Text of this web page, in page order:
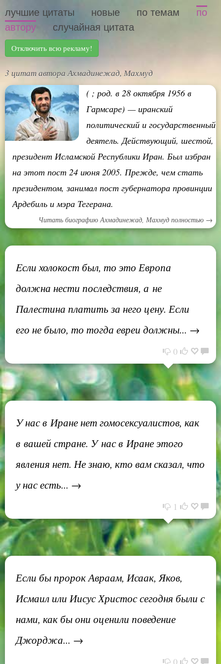
лучшие цитаты новые по темам
по
автору
случайная цитата
Отключить всю рекламу!
3 цитат автора Ахмадинежад, Махмуд
( ; род. в 28 октября 1956 в
Гармсаре) — иранский
политический и государственный
деятель. Действующий, шестой,
президент Исламской Республики Иран. Был избран
на этот пост 24 июня 2005. Прежде, чем стать
президентом, занимал пост губернатора провинции
Ардебиль и мэра Тегерана.
Читать биографию Ахмадинежад, Махмуд полностью →
Eсли холокост был, то это Европа
должна нести последствия, а не
Палестина платить за него цену. Если
его не было, то тогда евреи должны... →
0
У нас в Иране нет гомосексуалистов, как
в вашей стране. У нас в Иране этого
явления нет. Не знаю, кто вам сказал, что
у нас есть... →
1
Если бы пророк Авраам, Исаак, Яков,
Исмаил или Иисус Христос сегодня были с
нами, как бы они оценили поведение
Джорджа... →
0